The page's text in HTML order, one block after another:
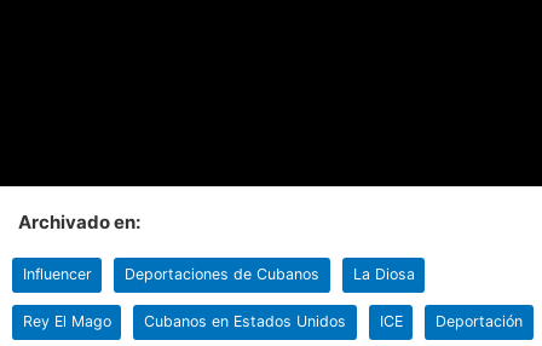
Archivado en:
Influencer Deportaciones de Cubanos La Diosa
Rey El Mago Cubanos en Estados Unidos ICE Deportación